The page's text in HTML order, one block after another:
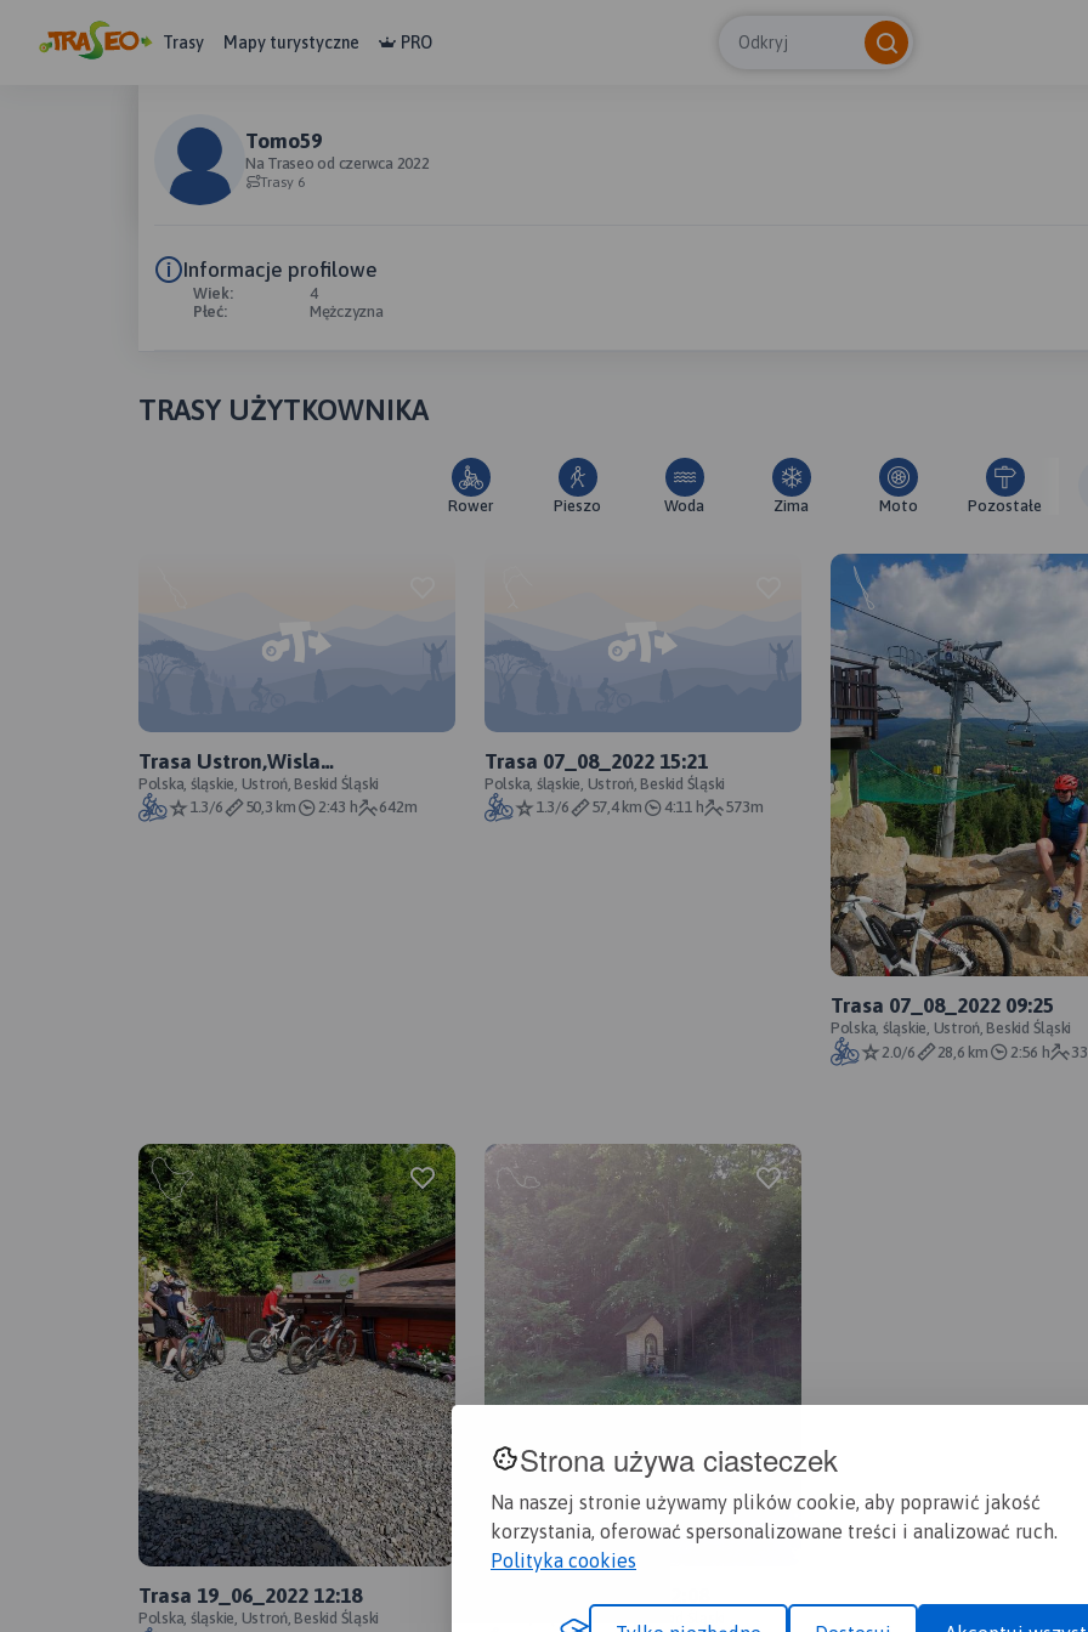
Strona używa ciasteczek
Na naszej stronie używamy plików cookie, aby poprawić jakość
korzystania, oferować spersonalizowane treści i analizować ruch.
Polityka cookies
Trasy Mapy turystyczne PRO Odkryj
Tomo59
Na Traseo od czerwca 2022
Trasy 6
Informacje profilowe
Wiek:
4
Płeć:
Mężczyzna
TRASY UŻYTKOWNIKA
Rower Pieszo Woda Zima Moto Pozostałe
Trasa Ustron,Wisla
czarne,Stecowka, Koniakow
Polska, śląskie, Ustroń, Beskid Śląski
1.3/6
50,3 km 2:43 h 642m
Trasa 07_08_2022 15:21
Polska, śląskie, Ustroń, Beskid Śląski
1.3/6
57,4 km 4:11 h 573m
Trasa 07_08_2022 09:25
Polska, śląskie, Ustroń, Beskid Śląski
2.0/6
28,6 km 2:56 h
Trasa 19_06_2022 12:18
Polska, śląskie, Ustroń, Beskid Śląski
Polska, śląskie, Ustroń, Beskid Śląski